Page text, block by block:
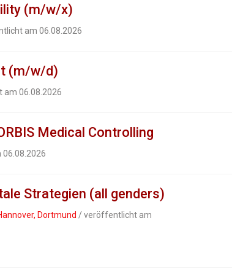
(m/w/x)
am 06.08.2026
(m/w/d)
06.08.2026
Medical Controlling
Strategien (all genders)
Dortmund / veröffentlicht am